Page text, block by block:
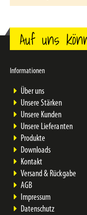
Auf uns
Informationen
Über uns
Unsere Stärken
Unsere Kunden
Unsere Lieferanten
Produkte
Downloads
Kontakt
Versand & Rückgabe
AGB
Impressum
Datenschutz